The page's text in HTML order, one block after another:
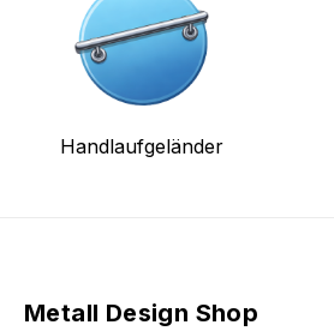
Handlaufgeländer
Metall Design Shop